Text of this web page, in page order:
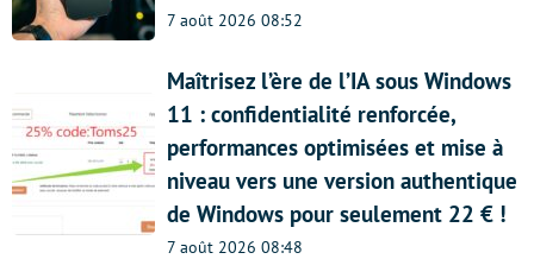
7 août 2026 08:52
Maîtrisez l’ère de l’IA sous Windows
11 : confidentialité renforcée,
performances optimisées et mise à
niveau vers une version authentique
de Windows pour seulement 22 € !
7 août 2026 08:48